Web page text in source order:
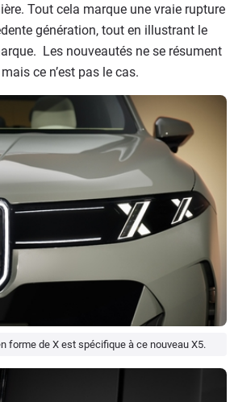
Tout cela marque une vraie rupture
génération, tout en illustrant le
Les nouveautés ne se résument
ce n’est pas le cas.
forme de X est spécifique à ce nouveau X5.